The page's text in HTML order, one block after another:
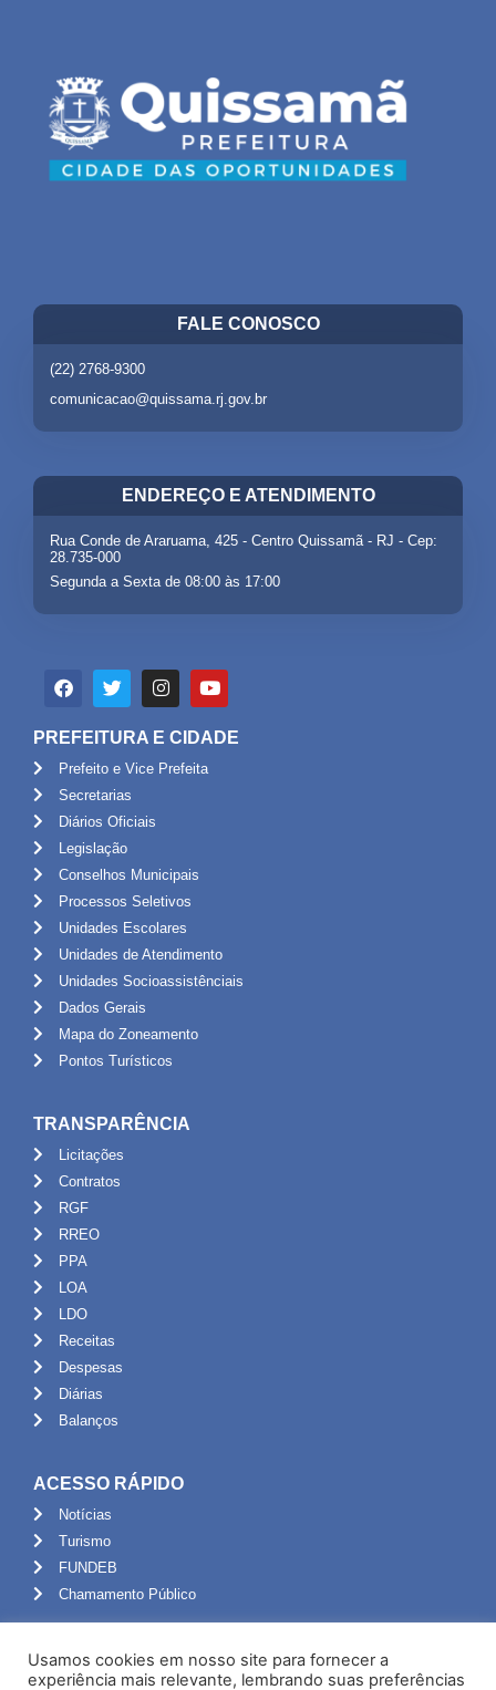
FALE CONOSCO
(22) 2768-9300
comunicacao@quissama.rj.gov.br
ENDEREÇO E ATENDIMENTO
Rua Conde de Araruama, 425 - Centro Quissamã - RJ - Cep:
28.735-000
Segunda a Sexta de 08:00 às 17:00
PREFEITURA E CIDADE
Prefeito e Vice Prefeita
Secretarias
Diários Oficiais
Legislação
Conselhos Municipais
Processos Seletivos
Unidades Escolares
Unidades de Atendimento
Unidades Socioassistênciais
Dados Gerais
Mapa do Zoneamento
Pontos Turísticos
TRANSPARÊNCIA
Licitações
Contratos
RGF
RREO
PPA
LOA
LDO
Receitas
Despesas
Diárias
Balanços
ACESSO RÁPIDO
Notícias
Turismo
FUNDEB
Chamamento Público
Portal do Servidor
Usamos cookies em nosso site para fornecer a
experiência mais relevante, lembrando suas preferências